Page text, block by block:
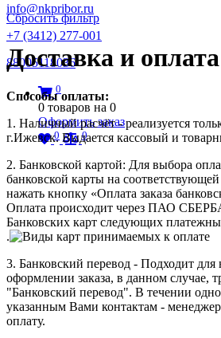
info@nkpribor.ru
+7 (3412) 277-001
88005118036
0
0 товаров на 0
Оформить заказ
0 0
Сбросить фильтр
Доставка и оплата
Способы оплаты:
1. Наличный расчёт - реализуется
г.Ижевск. Выдается кассовый и
2. Банковской картой: Для выбора
банковской карты на
нажать кнопку «Оплата заказа
Оплата происходит через ПАО
Банковских карт следующих
.
3. Банковский перевод - Подходит
оформлении заказа, в данном случае,
"Банковский перевод". В течении
указанным Вами контактам -
оплату.